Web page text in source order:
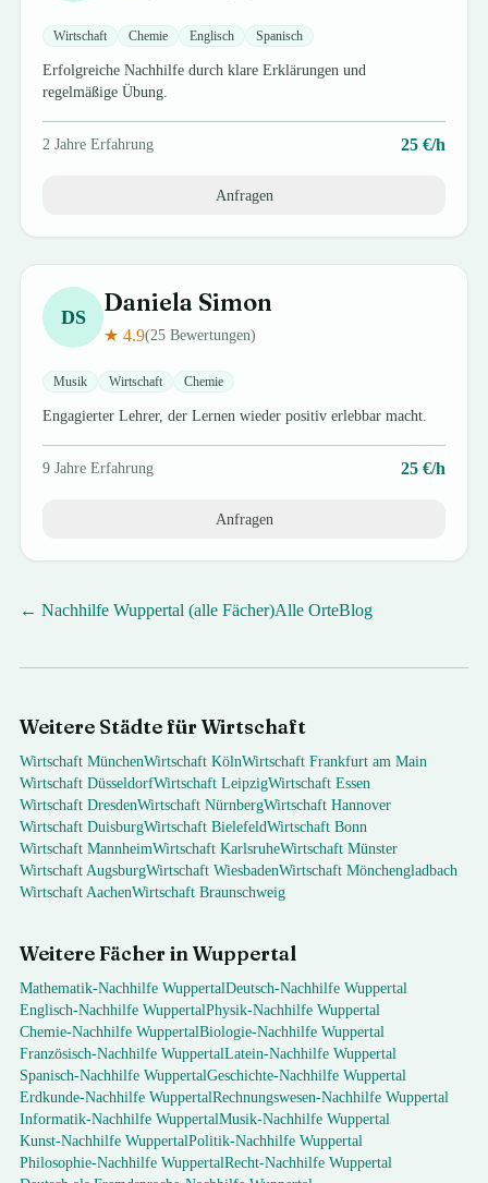
Wirtschaft Chemie Englisch Spanisch
Erfolgreiche Nachhilfe durch klare Erklärungen und
regelmäßige Übung.
2 Jahre Erfahrung 25€/h
Anfragen
DS Daniela Simon
★4.9(25 Bewertungen)
Musik Wirtschaft Chemie
Engagierter Lehrer, der Lernen wieder positiv erlebbar macht.
9 Jahre Erfahrung 25€/h
Anfragen
← NachhilfeWuppertal (alle Fächer)Alle OrteBlog
Weitere Städte fürWirtschaft
Wirtschaft MünchenWirtschaft KölnWirtschaft Frankfurt am Main
Wirtschaft DüsseldorfWirtschaft LeipzigWirtschaft Essen
Wirtschaft DresdenWirtschaft NürnbergWirtschaft Hannover
Wirtschaft DuisburgWirtschaft BielefeldWirtschaft Bonn
Wirtschaft MannheimWirtschaft KarlsruheWirtschaft Münster
Wirtschaft AugsburgWirtschaft WiesbadenWirtschaft Mönchengladbach
Wirtschaft AachenWirtschaft Braunschweig
Weitere Fächer inWuppertal
Mathematik-NachhilfeWuppertalDeutsch-NachhilfeWuppertal
Englisch-NachhilfeWuppertalPhysik-NachhilfeWuppertal
Chemie-NachhilfeWuppertalBiologie-NachhilfeWuppertal
Französisch-NachhilfeWuppertalLatein-NachhilfeWuppertal
Spanisch-NachhilfeWuppertalGeschichte-NachhilfeWuppertal
Erdkunde-NachhilfeWuppertalRechnungswesen-NachhilfeWuppertal
Informatik-NachhilfeWuppertalMusik-NachhilfeWuppertal
Kunst-NachhilfeWuppertalPolitik-NachhilfeWuppertal
Philosophie-NachhilfeWuppertalRecht-NachhilfeWuppertal